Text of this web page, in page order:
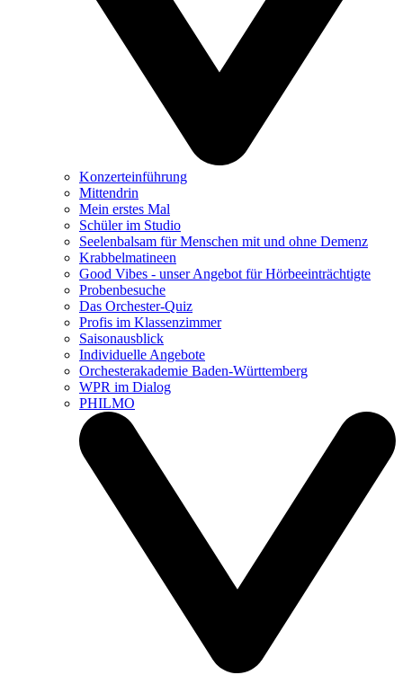
Konzerteinführung
Mittendrin
Mein erstes Mal
Schüler im Studio
Seelenbalsam für Menschen mit und ohne Demenz
Krabbelmatineen
Good Vibes - unser Angebot für Hörbeeinträchtigte
Probenbesuche
Das Orchester-Quiz
Profis im Klassenzimmer
Saisonausblick
Individuelle Angebote
Orchesterakademie Baden-Württemberg
WPR im Dialog
PHILMO